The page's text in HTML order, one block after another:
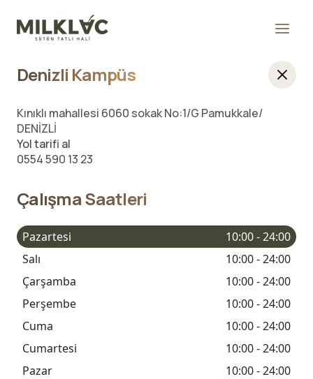
Denizli Kampüs
Kınıklı mahallesi 6060 sokak No:1/G Pamukkale/
DENİZLİ
Yol tarifi al
0554 590 13 23
Çalışma Saatleri
Pazartesi
10:00 - 24:00
Salı
10:00 - 24:00
Çarşamba
10:00 - 24:00
Perşembe
10:00 - 24:00
Cuma
10:00 - 24:00
Cumartesi
10:00 - 24:00
Pazar
10:00 - 24:00